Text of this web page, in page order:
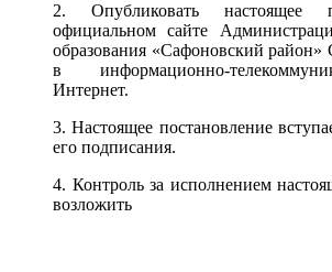
2. Опубликовать настоящее
официальном сайте
образования «Сафоновский район»
в информационно-
Интернет.
3. Настоящее постановление
его подписания.
4. Контроль за исполнением
возложить